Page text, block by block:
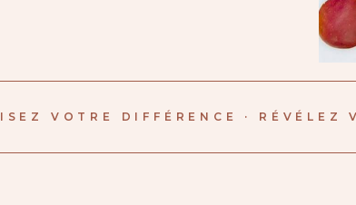
VOTRE DIFFÉRENCE ·